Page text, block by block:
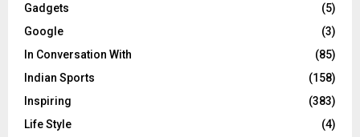
Gadgets
(5)
Google
(3)
In Conversation With
(85)
Indian Sports
(158)
Inspiring
(383)
Life Style
(4)